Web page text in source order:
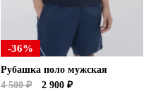
-36%
Рубашка поло мужская
4 500 ₽
2 900 ₽